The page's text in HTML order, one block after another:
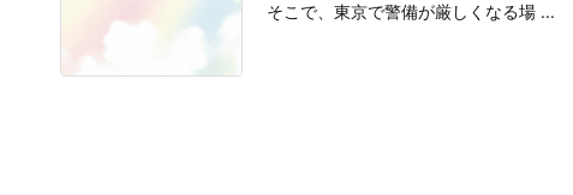
そこで、東京で警備が厳しくなる場 ...